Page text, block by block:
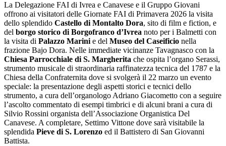
La Delegazione FAI di Ivrea e Canavese e il Gruppo Giovani
offrono ai visitatori delle Giornate FAI di Primavera 2026 la visita
dello splendido Castello di Montalto Dora, sito di film e fiction, e
del borgo storico di Borgofranco d’Ivrea noto per i Balmetti con
la visita di Palazzo Marini e del Museo del Caseificio nella
frazione Bajo Dora. Nelle immediate vicinanze Tavagnasco con la
Chiesa Parrocchiale di S. Margherita che ospita l’organo Serassi,
strumento musicale di straordinaria raffinatezza tecnica del 1787 e la
Chiesa della Confraternita dove si svolgerà il 22 marzo un evento
speciale: la presentazione degli aspetti storici e tecnici dello
strumento, a cura dell’organologo Adriano Giacometto con a seguire
l’ascolto commentato di esempi timbrici e di alcuni brani a cura di
Silvio Rossini organista dell’Associazione Organistica Del
Canavese. A completare, Settimo Vittone dove sarà visitabile la
splendida Pieve di S. Lorenzo ed il Battistero di San Giovanni
Battista.